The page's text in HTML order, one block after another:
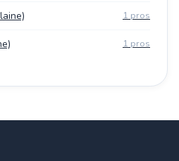
1 pros
1 pros